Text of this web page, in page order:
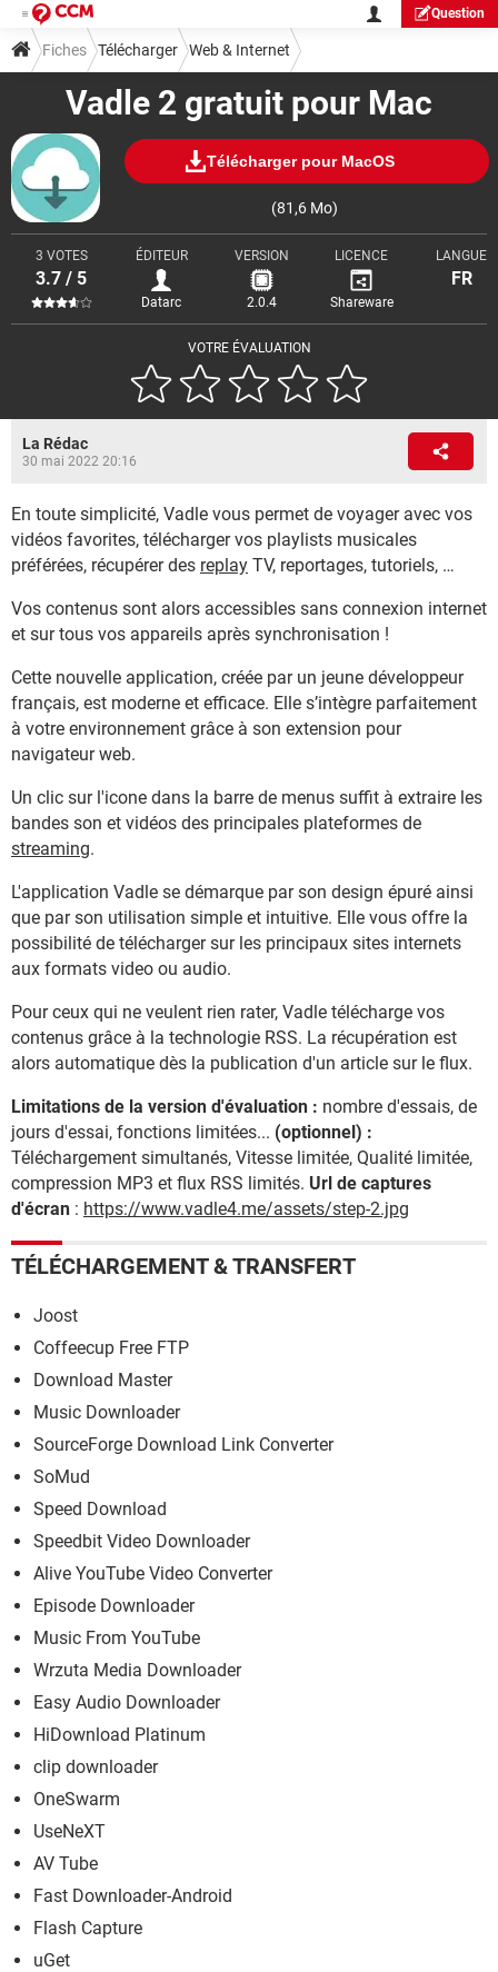
Question
Vadle 2 gratuit pour Mac
Télécharger pour MacOS
(81,6 Mo)
VOTRE ÉVALUATION
3 VOTES
3.7 / 5
ÉDITEUR
Datarc
VERSION
2.0.4
LICENCE
Shareware
LANGUE
FR
Fiches Télécharger Web & Internet
Téléchargement & Transfert
La Rédac
30 mai 2022 20:16
En toute simplicité, Vadle vous permet de voyager avec vos
vidéos favorites, télécharger vos playlists musicales
préférées, récupérer des replay TV, reportages, tutoriels, …
Vos contenus sont alors accessibles sans connexion internet
et sur tous vos appareils après synchronisation !
Cette nouvelle application, créée par un jeune développeur
français, est moderne et efficace. Elle s’intègre parfaitement
à votre environnement grâce à son extension pour
navigateur web.
Un clic sur l'icone dans la barre de menus suffit à extraire les
bandes son et vidéos des principales plateformes de
streaming.
L'application Vadle se démarque par son design épuré ainsi
que par son utilisation simple et intuitive. Elle vous offre la
possibilité de télécharger sur les principaux sites internets
aux formats video ou audio.
Pour ceux qui ne veulent rien rater, Vadle télécharge vos
contenus grâce à la technologie RSS. La récupération est
alors automatique dès la publication d'un article sur le flux.
Limitations de la version d'évaluation : nombre d'essais, de
jours d'essai, fonctions limitées... (optionnel) :
Téléchargement simultanés, Vitesse limitée, Qualité limitée,
compression MP3 et flux RSS limités. Url de captures
d'écran : https://www.vadle4.me/assets/step-2.jpg
TÉLÉCHARGEMENT & TRANSFERT
Joost
Coffeecup Free FTP
Download Master
Music Downloader
SourceForge Download Link Converter
SoMud
Speed Download
Speedbit Video Downloader
Alive YouTube Video Converter
Episode Downloader
Music From YouTube
Wrzuta Media Downloader
Easy Audio Downloader
HiDownload Platinum
clip downloader
OneSwarm
UseNeXT
AV Tube
Fast Downloader-Android
Flash Capture
uGet